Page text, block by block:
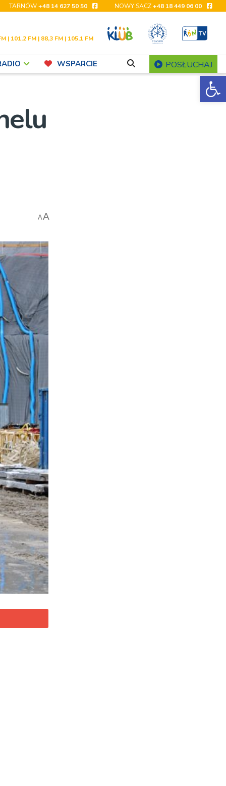
TARNÓW+48 14 627 50 50 NOWY SĄCZ+48 18 449 06 00
| 101,2 FM | 88,3 FM | 105,1 FM
WSPARCIE POSŁUCHAJ
AA